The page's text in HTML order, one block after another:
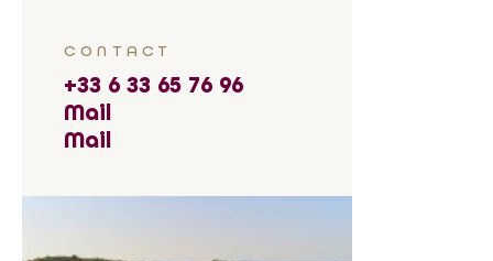
CONTACT
+33 6 33 65 76 96
Mail
Mail